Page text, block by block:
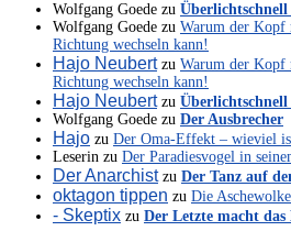
Wolfgang Goede zu
Wolfgang Goede zu Warum der Kopf
Richtung wechseln kann!
Hajo Neubertzu Warum der Kopf
Richtung wechseln kann!
Hajo Neubertzu
Wolfgang Goede zu Der Ausbrecher
Hajo zu Der Oma-Effekt – wieviel
Leserin zu Der Paradiesvogel in
Der Anarchistzu Der Tanz auf
oktagon tippen zu Die
- Skeptix zu Der Letzte macht das